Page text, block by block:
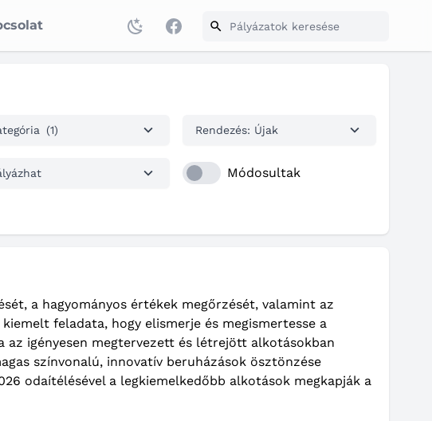
Facebook
(1) Rendezés: Újak
Módosultak
a hagyományos értékek megőrzését, valamint az
feladata, hogy elismerje és megismertesse a
igényesen megtervezett és létrejött alkotásokban
színvonalú, innovatív beruházások ösztönzése
odaítélésével a legkiemelkedőbb alkotások megkapják a